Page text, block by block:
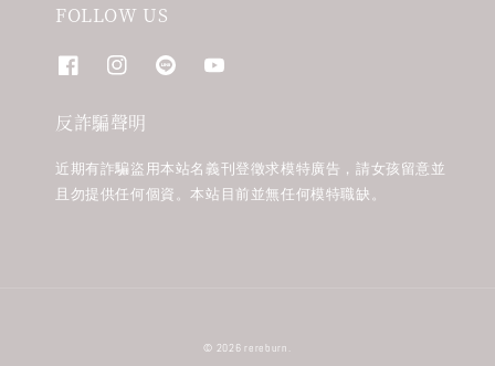
FOLLOW US
反詐騙聲明
近期有詐騙盜用本站名義刊登徵求模特廣告，請女孩留意並
且勿提供任何個資。本站目前並無任何模特職缺。
© 2026 rereburn.